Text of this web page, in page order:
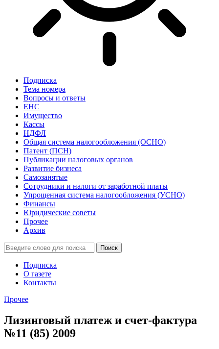
Подписка
Тема номера
Вопросы и ответы
ЕНС
Имущество
Кассы
НДФЛ
Общая система налогообложения (ОСНО)
Патент (ПСН)
Публикации налоговых органов
Развитие бизнеса
Самозанятые
Сотрудники и налоги от заработной платы
Упрощенная система налогообложения (УСНО)
Финансы
Юридические советы
Прочее
Архив
Подписка
О газете
Контакты
Прочее
Лизинговый платеж и счет-фактура
№11 (85) 2009